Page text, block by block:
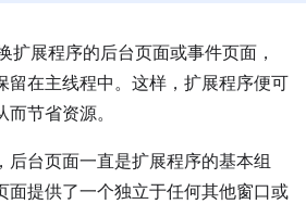
扩展程序的后台页面或事件页面，
留在主线程中。这样，扩展程序便可
节省资源。
后台页面一直是扩展程序的基本组
面提供了一个独立于任何其他窗口或